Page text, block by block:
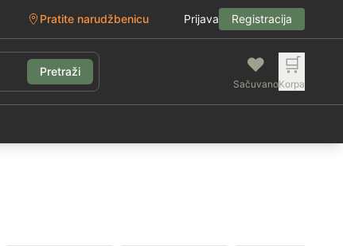
Pratite narudžbenicu Prijava Registracija
Pretraži ❤️
Sačuvano
🛒
Korpa